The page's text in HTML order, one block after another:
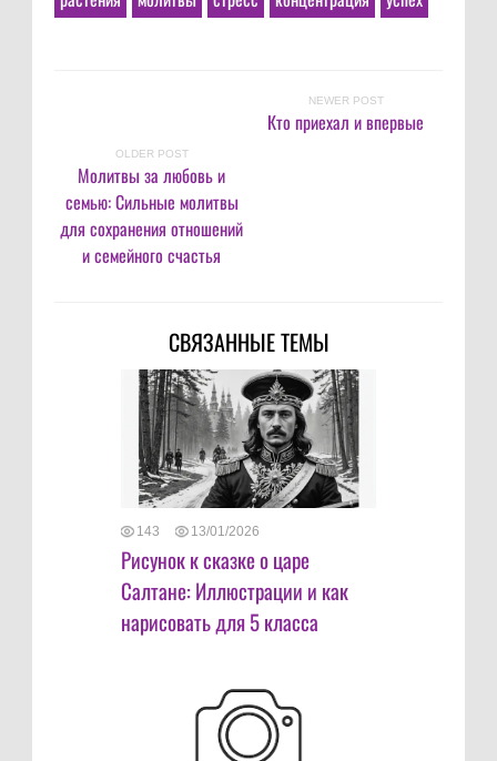
NEWER POST
Кто приехал и впервые
OLDER POST
Молитвы за любовь и
семью: Сильные молитвы
для сохранения отношений
и семейного счастья
СВЯЗАННЫЕ ТЕМЫ
143 13/01/2026
Рисунок к сказке о царе
Салтане: Иллюстрации и как
нарисовать для 5 класса